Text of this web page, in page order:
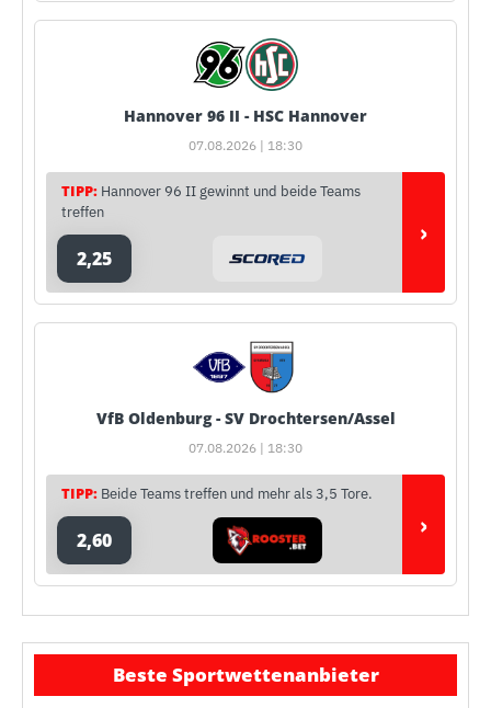
Hannover 96 II - HSC Hannover
07.08.2026 | 18:30
TIPP: Hannover 96 II gewinnt und beide Teams
treffen
2,25
›
VfB Oldenburg - SV Drochtersen/Assel
07.08.2026 | 18:30
TIPP: Beide Teams treffen und mehr als 3,5 Tore.
2,60 ›
Beste Sportwettenanbieter